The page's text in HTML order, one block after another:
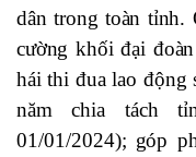
dân trong toàn tỉnh.
cường khối đại
hái thi đua lao động
năm chia tách
01/01/2024); góp